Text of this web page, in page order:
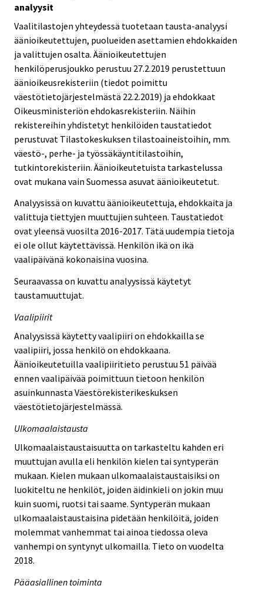
analyysit
Vaalitilastojen yhteydessä tuotetaan tausta-analyysi
äänioikeutettujen, puolueiden asettamien ehdokkaiden
ja valittujen osalta. Äänioikeutettujen
henkilöperusjoukko perustuu 27.2.2019 perustettuun
äänioikeusrekisteriin (tiedot poimittu
väestötietojärjestelmästä 22.2.2019) ja ehdokkaat
Oikeusministeriön ehdokasrekisteriin. Näihin
rekistereihin yhdistetyt henkilöiden taustatiedot
perustuvat Tilastokeskuksen tilastoaineistoihin, mm.
väestö-, perhe- ja työssäkäyntitilastoihin,
tutkintorekisteriin. Äänioikeutetuista tarkastelussa
ovat mukana vain Suomessa asuvat äänioikeutetut.
Analyysissä on kuvattu äänioikeutettuja, ehdokkaita ja
valittuja tiettyjen muuttujien suhteen. Taustatiedot
ovat yleensä vuosilta 2016-2017. Tätä uudempia tietoja
ei ole ollut käytettävissä. Henkilön ikä on ikä
vaalipäivänä kokonaisina vuosina.
Seuraavassa on kuvattu analyysissä käytetyt
taustamuuttujat.
Vaalipiirit
Analyysissä käytetty vaalipiiri on ehdokkailla se
vaalipiiri, jossa henkilö on ehdokkaana.
Äänioikeutetuilla vaalipiiritieto perustuu 51 päivää
ennen vaalipäivää poimittuun tietoon henkilön
asuinkunnasta Väestörekisterikeskuksen
väestötietojärjestelmässä.
Ulkomaalaistausta
Ulkomaalaistaustaisuutta on tarkasteltu kahden eri
muuttujan avulla eli henkilön kielen tai syntyperän
mukaan. Kielen mukaan ulkomaalaistaustaisiksi on
luokiteltu ne henkilöt, joiden äidinkieli on jokin muu
kuin suomi, ruotsi tai saame. Syntyperän mukaan
ulkomaalaistaustaisina pidetään henkilöitä, joiden
molemmat vanhemmat tai ainoa tiedossa oleva
vanhempi on syntynyt ulkomailla. Tieto on vuodelta
2018.
Pääasiallinen toiminta